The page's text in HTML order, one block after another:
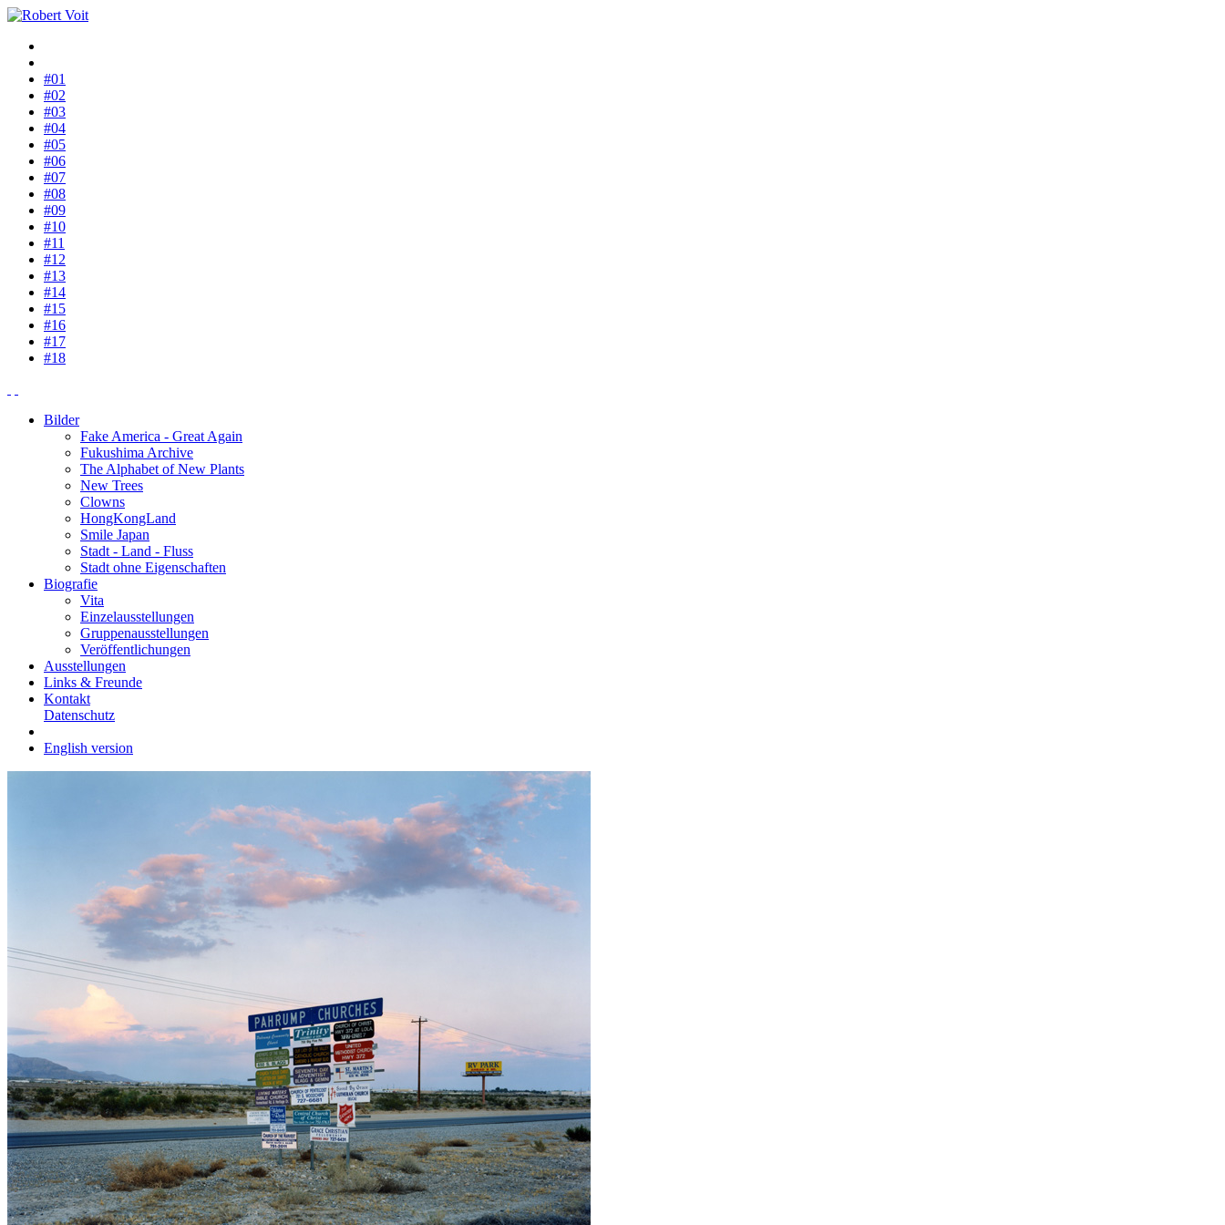
#01
#02
#03
#04
#05
#06
#07
#08
#09
#10
#11
#12
#13
#14
#15
#16
#17
#18
Bilder
Fake America - Great Again
Fukushima Archive
The Alphabet of New Plants
New Trees
Clowns
HongKongLand
Smile Japan
Stadt - Land - Fluss
Stadt ohne Eigenschaften
Biografie
Vita
Einzelausstellungen
Gruppenausstellungen
Veröffentlichungen
Ausstellungen
Links & Freunde
Kontakt
Datenschutz
English version